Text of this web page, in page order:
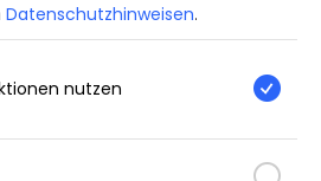
Datenschutzhinweisen.
nutzen